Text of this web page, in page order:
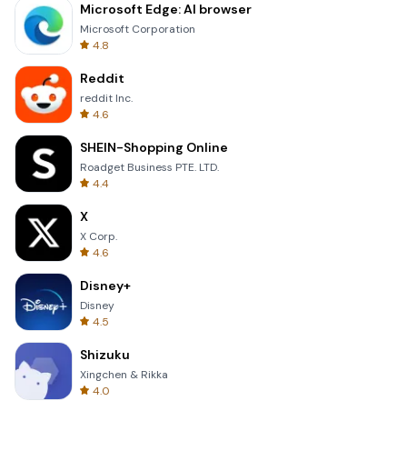
Microsoft Edge: AI browser
Microsoft Corporation
4.8
Reddit
reddit Inc.
4.6
SHEIN-Shopping Online
Roadget Business PTE. LTD.
4.4
X
X Corp.
4.6
Disney+
Disney
4.5
Shizuku
Xingchen & Rikka
4.0